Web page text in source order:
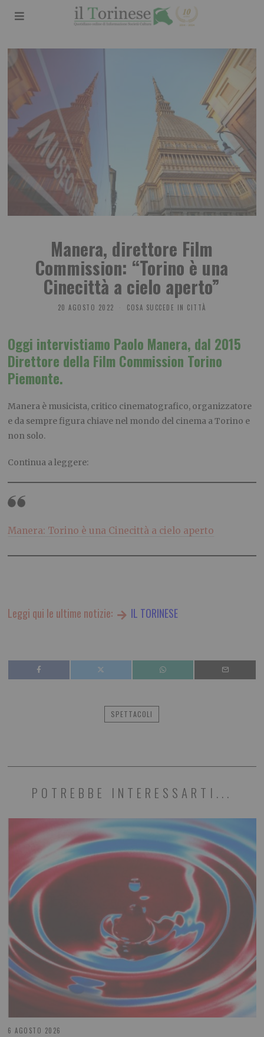
Manera, direttore Film
Commission: “Torino è una
Cinecittà a cielo aperto”
20 AGOSTO 2022 COSA SUCCEDE IN CITTÀ
Oggi intervistiamo Paolo Manera, dal 2015
Direttore della Film Commission Torino
Piemonte.
Manera è musicista, critico cinematografico, organizzatore
e da sempre figura chiave nel mondo del cinema a Torino e
non solo.
Continua a leggere:
Manera: Torino è una Cinecittà a cielo aperto
Leggi qui le ultime notizie: IL TORINESE
SPETTACOLI
POTREBBE INTERESSARTI...
6 AGOSTO 2026